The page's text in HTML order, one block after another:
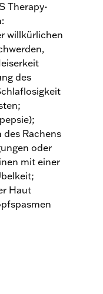
Therapy-
willkürlichen
des
Rachens
oder
mit einer
Haut